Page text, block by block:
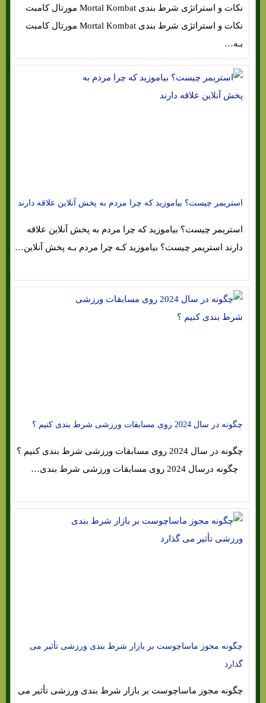
نکات و استراتژی شرط بندی Mortal Kombat مورتال کامبت
نکات و استراتژی شرط بندی Mortal Kombat مورتال کامبت
بـه…
استریمر چیست؟ بیاموزید که چرا مردم به پخش آنلاین علاقه دارند
استریمر چیست؟ بیاموزید که چرا مردم به پخش آنلاین علاقه
دارند استریمر چیست؟ بیاموزید کـه چرا مردم بـه پخش آنلاین…
چگونه در سال 2024 روی مسابقات ورزشی شرط بندی کنیم ؟
چگونه در سال 2024 روی مسابقات ورزشی شرط بندی کنیم ؟
چگونه درسال 2024 روی مسابقات ورزشی شرط بندی…
چگونه مجوز ماساچوست بر بازار شرط بندی ورزشی تأثیر می
گذارد
چگونه مجوز ماساچوست بر بازار شرط بندی ورزشی تأثیر می